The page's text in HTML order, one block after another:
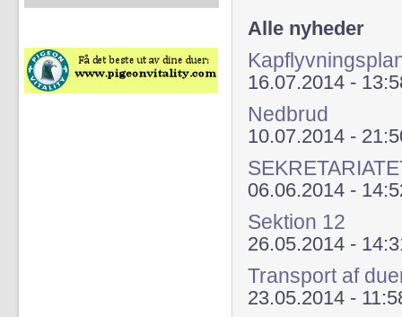
Alle nyheder
16.07.2014 -
Nedbrud
10.07.2014 -
06.06.2014 -
Sektion 12
26.05.2014 -
Transport af
23.05.2014 -